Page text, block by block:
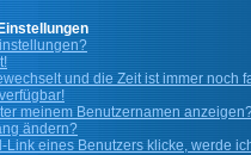
und die Zeit ist immer noch
meinem Benutzernamen
ändern?
Link eines Benutzers klicke, werde